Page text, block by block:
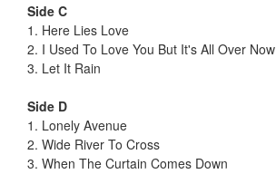
Side C
1. Here Lies Love
2. I Used To Love You But It's All Over Now
3. Let It Rain
Side D
1. Lonely Avenue
2. Wide River To Cross
3. When The Curtain Comes Down